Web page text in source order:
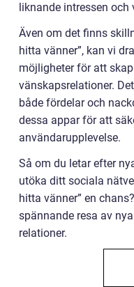
liknande intressen och
Även om det finns
hitta vänner”, kan vi
möjligheter för att
vänskapsrelationer.
både fördelar och
dessa appar för att
användarupplevelse.
Så om du letar efter
utöka ditt sociala
hitta vänner” en
spännande resa av
relationer.